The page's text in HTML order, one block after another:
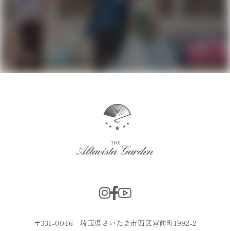
〒331-0046 埼玉県さいたま市西区宮前町1992-2